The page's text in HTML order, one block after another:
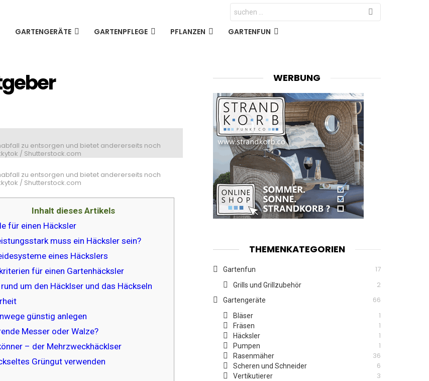
Search
for:
GARTENGERÄTE GARTENPFLEGE PFLANZEN GARTENFUN
zu entsorgen und bietet andererseits noch
/ Shutterstock.com
zu entsorgen und bietet andererseits noch
/ Shutterstock.com
Inhalt dieses Artikels
für einen Häcksler
muss ein Häcksler sein?
eines Häckslers
für einen Gartenhäcksler
um den Häcklser und das Häckseln
günstig anlegen
Messer oder Walze?
– der Mehrzweckhäcklser
Grüngut verwenden
WERBUNG
THEMENKATEGORIEN
Gartenfun 17
Grills und Grillzubehör 2
Gartengeräte 66
Bläser 1
Fräsen 1
Häcksler 1
Pumpen 1
Rasenmäher 36
Scheren und Schneider 6
Vertikutierer 3